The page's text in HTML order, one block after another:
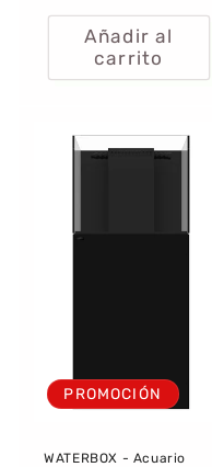
oferta
Añadir al
carrito
PROMOCIÓN
WATERBOX - Acuario